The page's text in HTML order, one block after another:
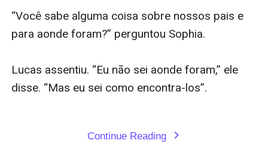
Continue Reading expand_more